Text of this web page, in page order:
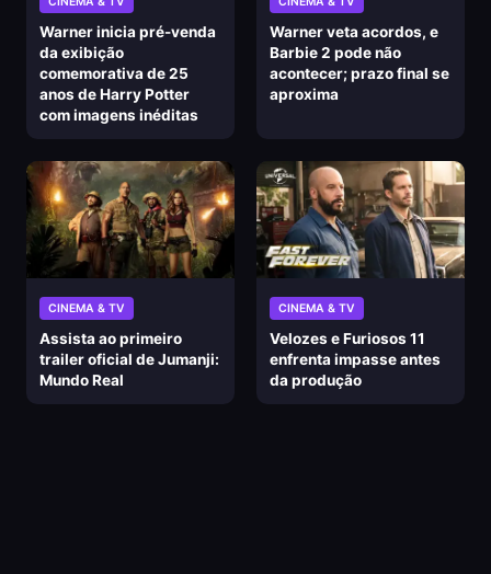
Warner inicia pré-venda
da exibição
comemorativa de 25
anos de Harry Potter
com imagens inéditas
Warner veta acordos, e
Barbie 2 pode não
acontecer; prazo final se
aproxima
CINEMA & TV
Assista ao primeiro
trailer oficial de Jumanji:
Mundo Real
CINEMA & TV
Velozes e Furiosos 11
enfrenta impasse antes
da produção